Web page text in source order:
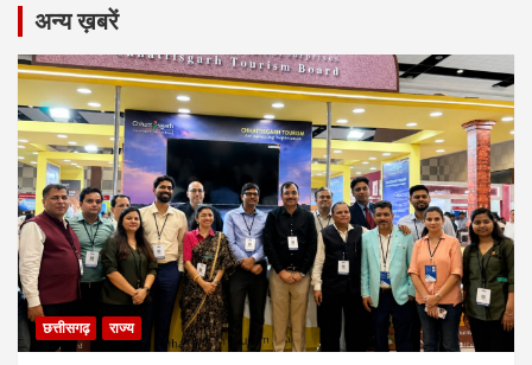
अन्य ख़बरें
छत्तीसगढ़ राज्य